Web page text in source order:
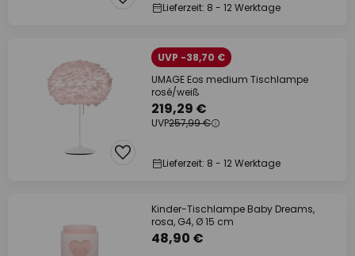
Lieferzeit: 8 - 12 Werktage
UVP -38,70 €
UMAGE Eos medium Tischlampe
rosé/weiß
219,29 €
UVP257,99 €
Lieferzeit: 8 - 12 Werktage
Kinder-Tischlampe Baby Dreams,
rosa, G4, Ø 15 cm
48,90 €